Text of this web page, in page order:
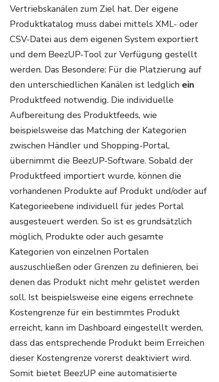
Vertriebskanälen zum Ziel hat. Der eigene
Produktkatalog muss dabei mittels XML- oder
CSV-Datei aus dem eigenen System exportiert
und dem BeezUP-Tool zur Verfügung gestellt
werden. Das Besondere: Für die Platzierung auf
den unterschiedlichen Kanälen ist ledglich ein
Produktfeed notwendig. Die individuelle
Aufbereitung des Produktfeeds, wie
beispielsweise das Matching der Kategorien
zwischen Händler und Shopping-Portal,
übernimmt die BeezUP-Software. Sobald der
Produktfeed importiert wurde, können die
vorhandenen Produkte auf Produkt und/oder auf
Kategorieebene individuell für jedes Portal
ausgesteuert werden. So ist es grundsätzlich
möglich, Produkte oder auch gesamte
Kategorien von einzelnen Portalen
auszuschließen oder Grenzen zu definieren, bei
denen das Produkt nicht mehr gelistet werden
soll. Ist beispielsweise eine eigens errechnete
Kostengrenze für ein bestimmtes Produkt
erreicht, kann im Dashboard eingestellt werden,
dass das entsprechende Produkt beim Erreichen
dieser Kostengrenze vorerst deaktiviert wird.
Somit bietet BeezUP eine automatisierte